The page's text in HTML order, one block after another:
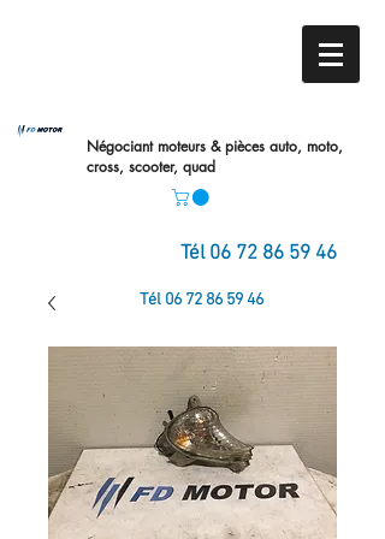
Négociant moteurs & pièces auto, moto,
cross, scooter, quad
Tél 06 72 86 59 46
Tél 06 72 86 59 46